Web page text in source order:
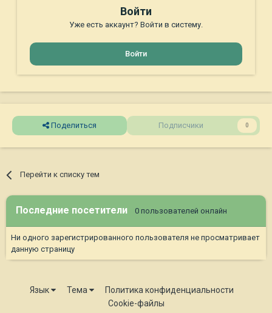
Войти
Уже есть аккаунт? Войти в систему.
Войти
Поделиться Подписчики 0
Перейти к списку тем
Последние посетители 0 пользователей онлайн
Ни одного зарегистрированного пользователя не просматривает
данную страницу
Язык Тема
Политика конфиденциальности
Cookie-файлы